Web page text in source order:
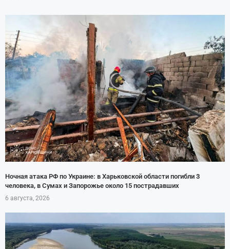
Ночная атака РФ по Украине: в Харьковской области погибли 3
человека, в Сумах и Запорожье около 15 пострадавших
6 августа, 2026